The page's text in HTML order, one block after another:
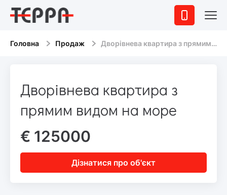
Головна Продаж Дворівнева квартира з прямим видом на море
Дворівнева квартира з
прямим видом на море
€ 125000
Дізнатися про об'єкт